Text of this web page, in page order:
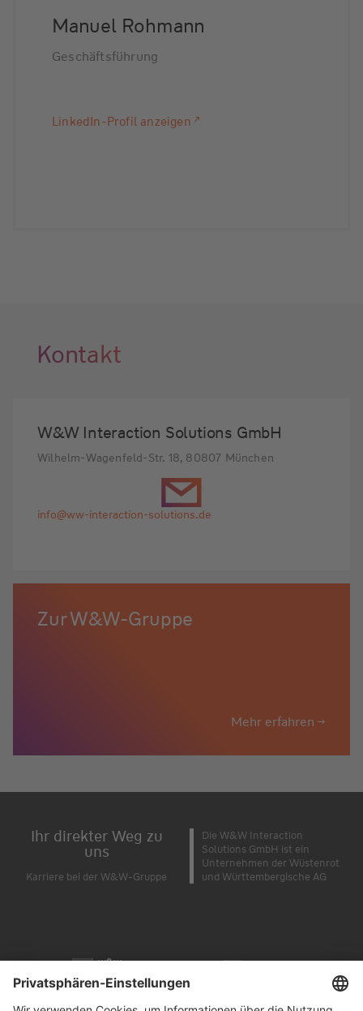
Manuel Rohmann
Geschäftsführung
LinkedIn-Profil anzeigen
Kontakt
W&W Interaction Solutions GmbH
Wilhelm-Wagenfeld-Str. 18, 80807 München
info@ww-interaction-solutions.de
Zur W&W-Gruppe
Mehr erfahren
Ihr direkter Weg zu
uns
Karriere bei der W&W-Gruppe
Die W&W Interaction
Solutions GmbH ist ein
Unternehmen der Wüstenrot
und Württembergische AG